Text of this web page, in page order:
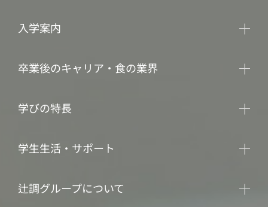
入学案内
卒業後のキャリア・食の業界
学びの特長
学生生活・サポート
辻調グループについて